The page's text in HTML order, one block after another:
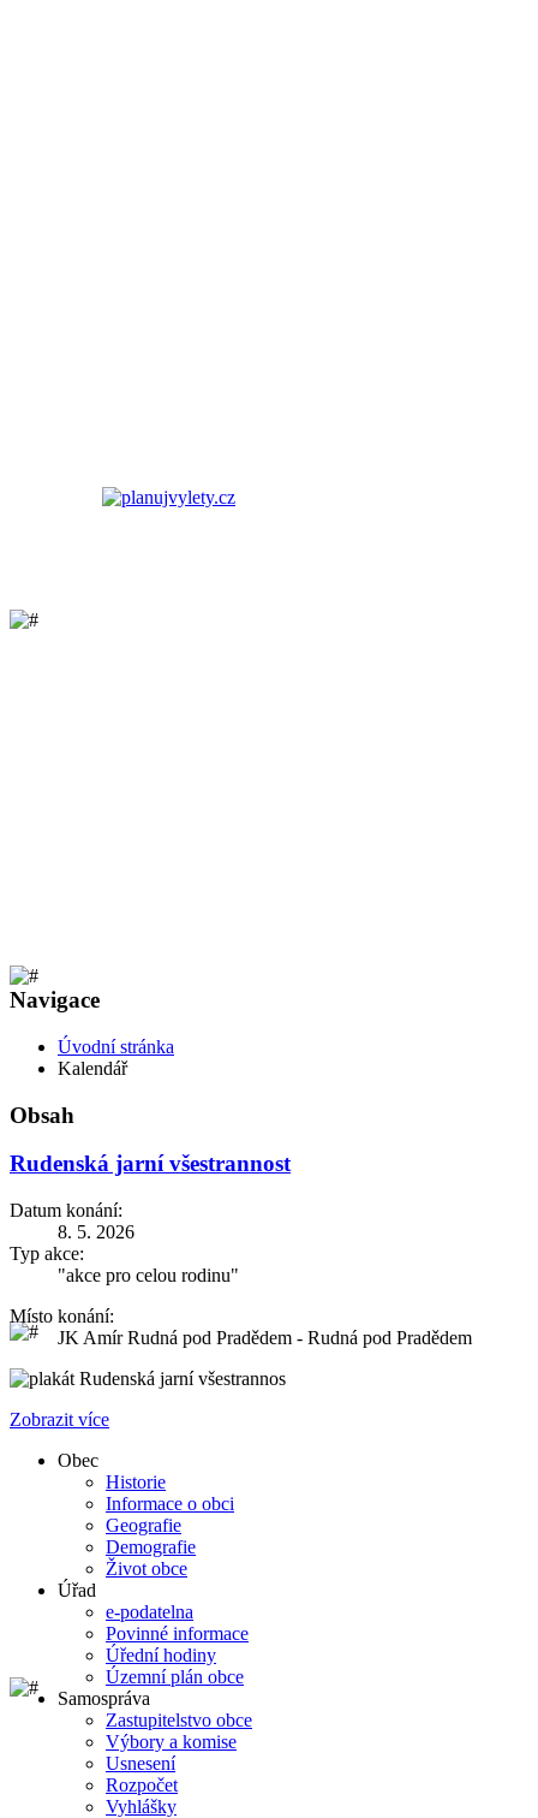
Navigace
Úvodní stránka
Kalendář
Obsah
Rudenská jarní všestrannost
Datum konání:
8. 5. 2026
Typ akce:
"akce pro celou rodinu"
Místo konání:
JK Amír Rudná pod Pradědem - Rudná pod Pradědem
Rudenská jarní všestrannos
Zobrazit více
Obec
Historie
Informace o obci
Geografie
Demografie
Život obce
Úřad
e-podatelna
Povinné informace
Úřední hodiny
Územní plán obce
Samospráva
Zastupitelstvo obce
Výbory a komise
Usnesení
Rozpočet
Vyhlášky